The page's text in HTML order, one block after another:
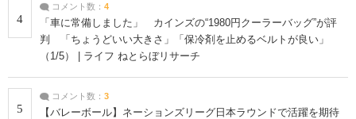
4
コメント数： 4
「車に常備しました」 カインズの“1980円クーラーバッグ”が評
判 「ちょうどいい大きさ」「保冷剤を止めるベルトが良い」
（1/5） | ライフ ねとらぼリサーチ
5
コメント数： 3
【バレーボール】ネーションズリーグ日本ラウンドで活躍を期待